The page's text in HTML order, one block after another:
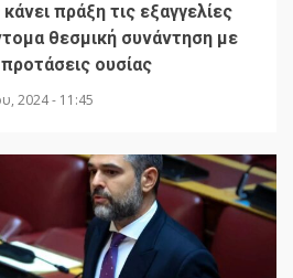
πράξη τις εξαγγελίες
θεσμική συνάντηση με
ουσίας
2024 - 11:45